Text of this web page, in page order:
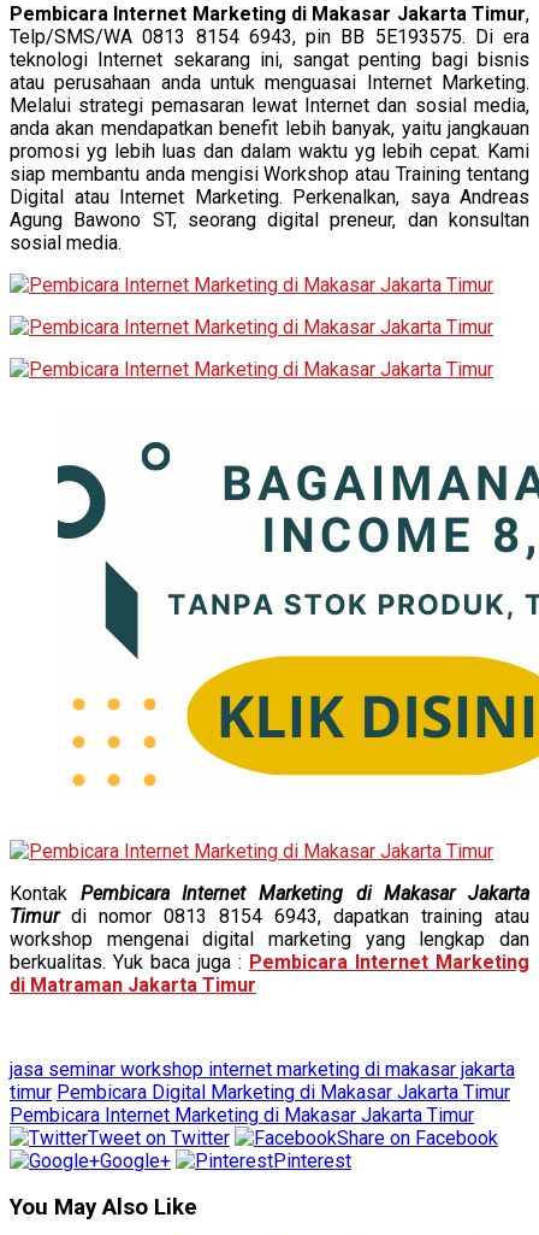
Pembicara Internet Marketing di Makasar Jakarta Timur,
Telp/SMS/WA 0813 8154 6943, pin BB 5E193575. Di era
teknologi Internet sekarang ini, sangat penting bagi bisnis
atau perusahaan anda untuk menguasai Internet Marketing.
Melalui strategi pemasaran lewat Internet dan sosial media,
anda akan mendapatkan benefit lebih banyak, yaitu jangkauan
promosi yg lebih luas dan dalam waktu yg lebih cepat. Kami
siap membantu anda mengisi Workshop atau Training tentang
Digital atau Internet Marketing. Perkenalkan, saya Andreas
Agung Bawono ST, seorang digital preneur, dan konsultan
sosial media.
Kontak Pembicara Internet Marketing di Makasar Jakarta
Timur di nomor 0813 8154 6943, dapatkan training atau
workshop mengenai digital marketing yang lengkap dan
berkualitas. Yuk baca juga : Pembicara Internet Marketing
di Matraman Jakarta Timur
jasa seminar workshop internet marketing di makasar jakarta
timur Pembicara Digital Marketing di Makasar Jakarta Timur
Pembicara Internet Marketing di Makasar Jakarta Timur
Tweet on Twitter
Share on Facebook
Google+
Pinterest
You May Also Like